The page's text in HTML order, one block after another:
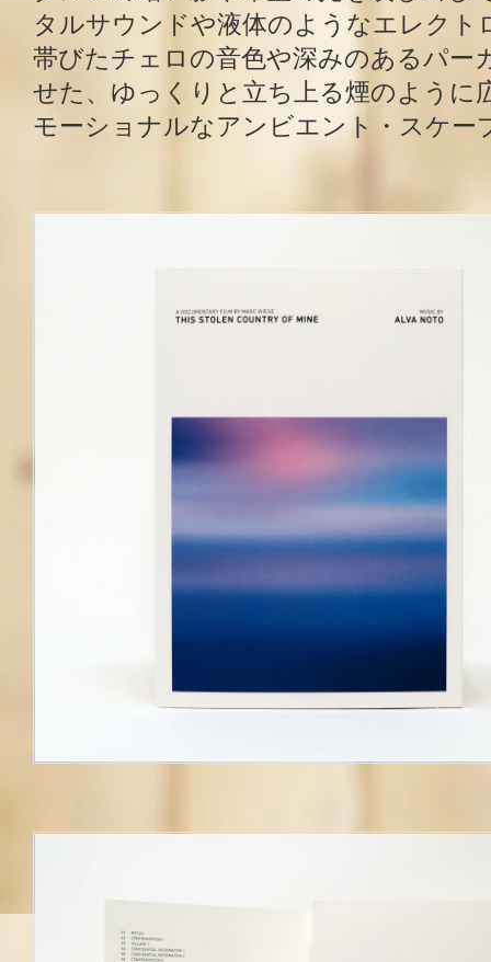
タルサウンドや液体のようなエレクト
帯びたチェロの音色や深みのあるパー
せた、ゆっくりと立ち上る煙のように
モーショナルなアンビエント・スケー